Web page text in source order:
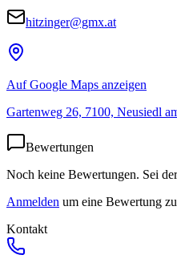
hitzinger@gmx.at
Auf Google Maps anzeigen
Gartenweg 26, 7100, Neusiedl
Bewertungen
Noch keine Bewertungen. Sei
Anmelden um eine Bewertung
Kontakt